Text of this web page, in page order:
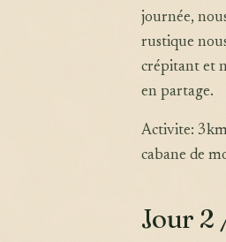
journée,
rustique
crépitant et
en partage.
Activite:
cabane de
Jour 2